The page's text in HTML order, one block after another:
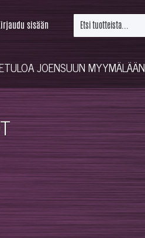
sisään
JOENSUUN MYYMÄLÄÄN